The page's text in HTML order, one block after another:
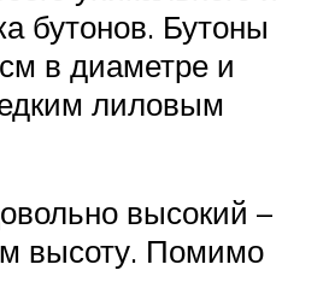
бутонов. Бутоны
в диаметре и
лиловым
высокий –
м высоту. Помимо